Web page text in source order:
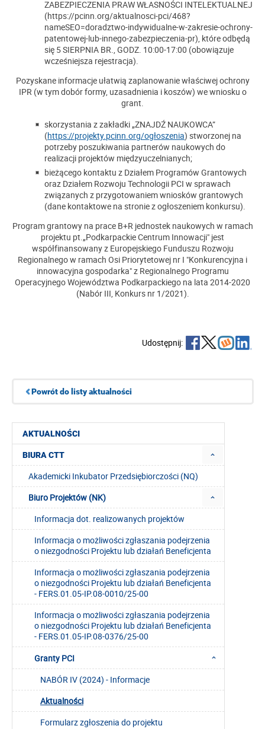
AKTUALNOŚCI
BIURA CTT
Akademicki Inkubator Przedsiębiorczości (NQ)
Biuro Projektów (NK)
Informacja dot. realizowanych projektów
Informacja o możliwości zgłaszania podejrzenia
o niezgodności Projektu lub działań Beneficjenta
Informacja o możliwości zgłaszania podejrzenia
o niezgodności Projektu lub działań Beneficjenta
- FERS.01.05-IP.08-0010/25-00
Informacja o możliwości zgłaszania podejrzenia
o niezgodności Projektu lub działań Beneficjenta
- FERS.01.05-IP.08-0376/25-00
Granty PCI
NABÓR IV (2024) - Informacje
Aktualności
Formularz zgłoszenia do projektu
ZABEZPIECZENIA PRAW WŁASNOŚCI INTELEKTUALNEJ
(https://pcinn.org/aktualnosci-pci/468?
nameSEO=doradztwo-indywidualne-w-zakresie-ochrony-
patentowej-lub-innego-zabezpieczenia-pr), które odbędą
się 5 SIERPNIA BR., GODZ. 10:00-17:00 (obowiązuje
wcześniejsza rejestracja).
Pozyskane informacje ułatwią zaplanowanie właściwej ochrony
IPR (w tym dobór formy, uzasadnienia i koszów) we wniosku o
grant.
skorzystania z zakładki „ZNAJDŹ NAUKOWCA”
(https://projekty.pcinn.org/ogłoszenia) stworzonej na
potrzeby poszukiwania partnerów naukowych do
realizacji projektów międzyuczelnianych;
bieżącego kontaktu z Działem Programów Grantowych
oraz Działem Rozwoju Technologii PCI w sprawach
związanych z przygotowaniem wniosków grantowych
(dane kontaktowe na stronie z ogłoszeniem konkursu).
Program grantowy na prace B+R jednostek naukowych w ramach
projektu pt.„Podkarpackie Centrum Innowacji" jest
współfinansowany z Europejskiego Funduszu Rozwoju
Regionalnego w ramach Osi Priorytetowej nr I "Konkurencyjna i
innowacyjna gospodarka" z Regionalnego Programu
Operacyjnego Województwa Podkarpackiego na lata 2014-2020
(Nabór III, Konkurs nr 1/2021).
Udostępnij:
Powrót do listy aktualności